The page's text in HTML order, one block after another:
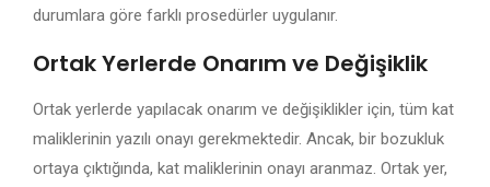
durumlara göre farklı prosedürler uygulanır.
Ortak Yerlerde Onarım ve Değişiklik
Ortak yerlerde yapılacak onarım ve değişiklikler için, tüm kat
maliklerinin yazılı onayı gerekmektedir. Ancak, bir bozukluk
ortaya çıktığında, kat maliklerinin onayı aranmaz. Ortak yer,